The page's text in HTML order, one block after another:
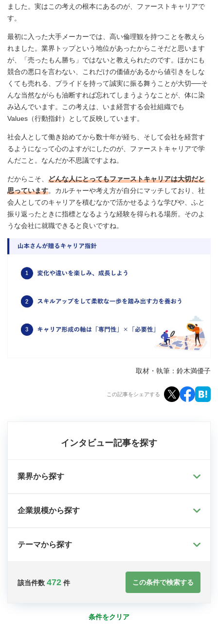
ました。実はこの考えの根本にあるのが、ファーストキャリアで
す。
最初に入った大手メーカーでは、高い倫理観を持つことを教えら
れました。業界トップという地位があったからこそだと思います
が、「売ったもん勝ち」ではないと教えられたのです。ほかにも
競合の悪口を言わない、これだけの価値があるから値引きをしな
くても売れる、プライドを持って誠実に振る舞うことが大切──そ
んな当然ながらも油断すれば忘れてしまうようなことが、体に染
み込んでいます。この考えは、いま経営する会社組織でも
Values（行動指針）として反映しています。
社会人として働き始めてから数十年が経ち、そして会社を経営す
るようになって心のよすがにしたのが、ファーストキャリアで学
んだこと。なんだか不思議ですよね。
だからこそ、 どんな人にとってもファーストキャリアは大切だと
思っています。カルチャーや考え方が自分にマッチしており、社
会人としてのキャリアを積むなかで活かせるような学びや、ふと
振り返ったときに指標となるような経験を得られる場所。そのよ
うな会社に就職できると良いですね。
取材・執筆：鈴木満優子
この記事をシェアする
インタビュー記事を探す
業界から探す
企業規模から探す
テーマから探す
該当件数 472 件 この条件で検索する
条件をクリア